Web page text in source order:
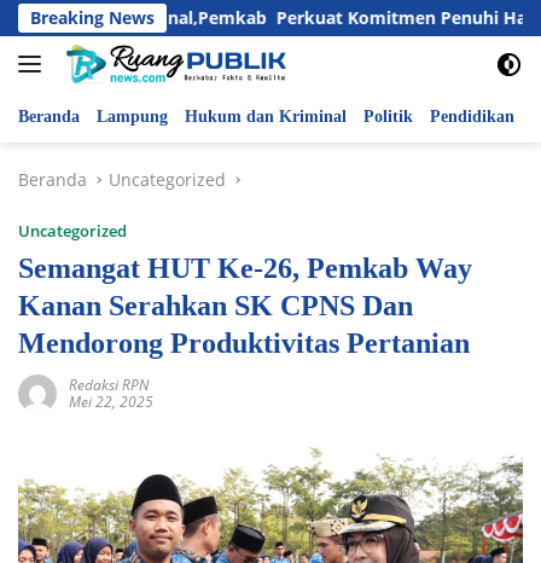
Langsung
ke
konten
Breaking News
Nasional,Pemkab Perkuat Komitmen Penuhi Hak dan
Beranda Lampung Hukum dan Kriminal Politik Pendidikan
Beranda Uncategorized
Uncategorized
Semangat HUT Ke-26, Pemkab Way
Kanan Serahkan SK CPNS Dan
Mendorong Produktivitas Pertanian
Redaksi RPN
Mei 22, 2025